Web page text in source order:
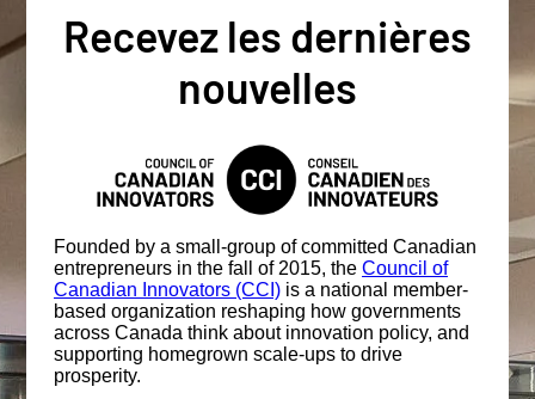
Recevez les dernières
nouvelles